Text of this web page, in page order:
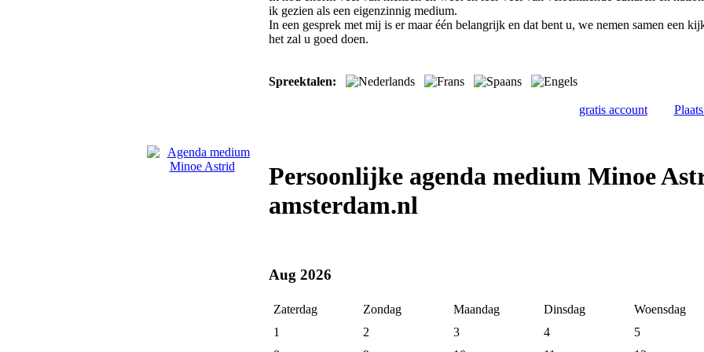
ik gezien als een eigenzinnig medium.
In een gesprek met mij is er maar één belangrijk en dat bent u, we nemen samen een
het zal u goed doen.
Spreektalen:
gratis account
Persoonlijke agenda medium Minoe
amsterdam.nl
Aug 2026
Zaterdag Zondag Maandag Dinsdag
Woensdag
1
2 3 4
5